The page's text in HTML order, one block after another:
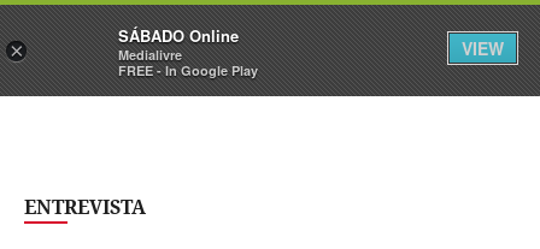
Sábado Assine Iniciar Sessão
ENTREVISTA
×
SÁBADO Online
Medialivre
FREE - In Google Play
VIEW